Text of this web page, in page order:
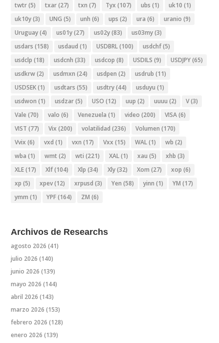
twtr(5) txar(27) txn (7) Tyx (107) ubs (1) uk10 (1)
uk10y(3) UNG (5) unh (6) ups (2) ura (6) uranio (9)
Uruguay(4) us01y(27) us02y(83) us03my(3)
usdars (158) usdaud (1) USDBRL(100) usdchf(5)
usdclp (18) usdcnh (33) usdcop (8) USDILS (9) USDJPY(65)
usdkrw(2) usdmxn (24) usdpen (2) usdrub (11)
USDSEK(1) usdtars (55) usdtry(44) usduyu (1)
usdwon (1) usdzar(5) USO (12) uup (2) uuuu (2) V(3)
Vale (70) valo (6) Venezuela (1) video (200) VISA(6)
VIST (77) Vix (200) volatilidad (236) Volumen (170)
Vvix (6) vxd (1) vxn (17) Vxx (15) WAL(1) wb (2)
wba (1) wmt (2) wti (221) XAL(1) xau (5) xhb (3)
XLE(17) Xlf(104) Xlp (34) Xly(32) Xom (27) xop (6)
xp (5) xpev(12) xrpusd (3) Yen (58) yinn (1) YM (17)
ymm (1) YPF(164) ZM (6)
Archivos de Researchs
agosto 2026 (41)
julio 2026 (140)
junio 2026 (139)
mayo 2026 (144)
abril 2026 (143)
marzo 2026 (153)
febrero 2026 (128)
enero 2026 (139)